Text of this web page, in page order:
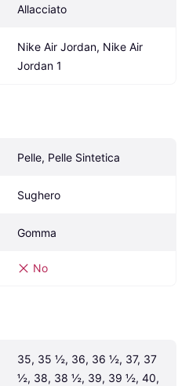
Allacciato
Nike Air Jordan, Nike Air
Jordan 1
Pelle, Pelle Sintetica
Sughero
Gomma
No
35, 35 ½, 36, 36 ½, 37, 37
½, 38, 38 ½, 39, 39 ½, 40,